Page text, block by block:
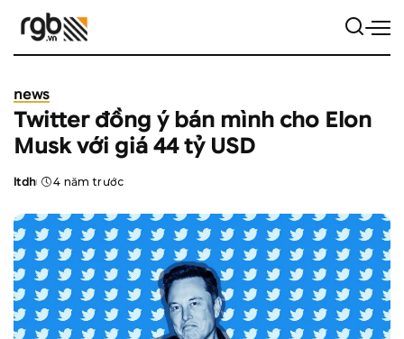
news
Twitter đồng ý bán mình cho Elon
Musk với giá 44 tỷ USD
Posted
ltdh 4 năm trước